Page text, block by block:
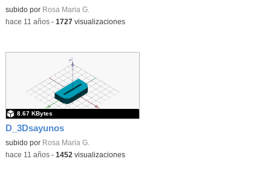
subido por Rosa Maria G.
-hace 11 años- 1727visualizaciones
D_3Dsayunos
subido por Rosa Maria G.
8.67 KBytes
-hace 11 años- 1452 visualizaciones